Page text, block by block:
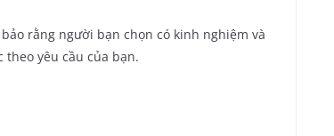
rằng người bạn chọn có kinh nghiệm và
theo yêu cầu của bạn.